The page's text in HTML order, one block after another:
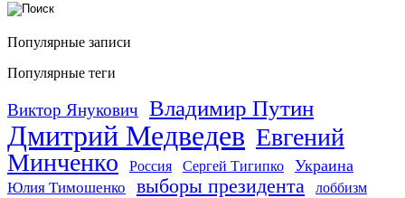
Популярные записи
Популярные теги
Виктор Янукович Владимир Путин
Дмитрий Медведев Евгений
Минченко
Россия Сергей Тигипко Украина
Юлия Тимошенко выборы президента лоббизм